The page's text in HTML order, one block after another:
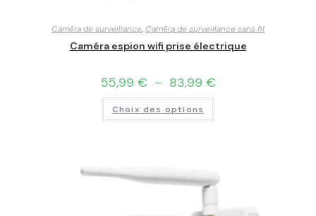
Caméra de surveillance, Caméra de surveillance sans fil
Caméra espion wifi prise électrique
55,99 € – 83,99 €
Choix des options